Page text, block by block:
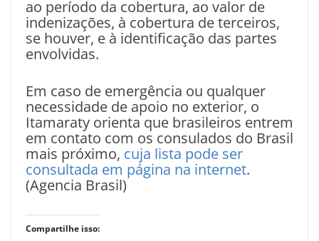
ao período da cobertura, ao valor de
indenizações, à cobertura de terceiros,
se houver, e à identificação das partes
envolvidas.
Em caso de emergência ou qualquer
necessidade de apoio no exterior, o
Itamaraty orienta que brasileiros entrem
em contato com os consulados do Brasil
mais próximo, cuja lista pode ser
consultada em página na internet.
(Agencia Brasil)
Compartilhe isso: